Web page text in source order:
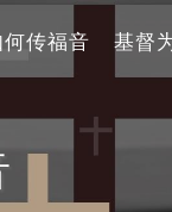
何传福音 基督